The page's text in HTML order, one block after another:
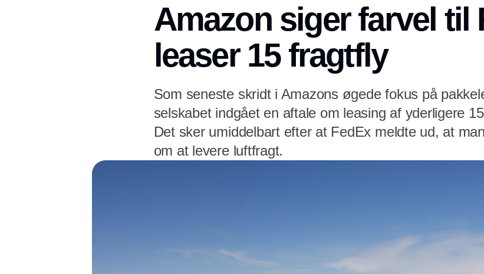
Amazon siger farvel til
leaser 15 fragtfly
Som seneste skridt i Amazons øgede fokus på
selskabet indgået en aftale om leasing af yderligere
Det sker umiddelbart efter at FedEx meldte ud, at
om at levere luftfragt.